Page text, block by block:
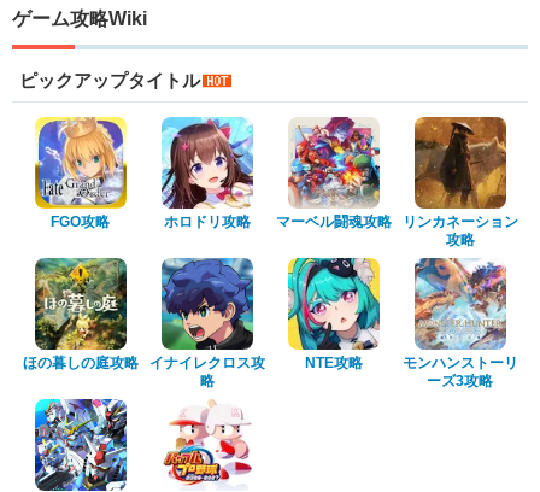
ゲーム攻略Wiki
ピックアップタイトル
FGO攻略 ホロドリ攻略 マーベル闘魂攻略
リンカネーション
攻略
ほの暮しの庭攻略
イナイレクロス攻
略
NTE攻略
モンハンストーリ
ーズ3攻略